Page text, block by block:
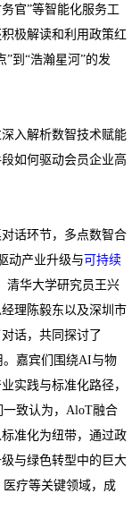
官”等智能化服务工
极解读和利用政策红
到“浩瀚星河”的发
入解析数智技术赋能
如何驱动会员企业高
话环节，多点数智合
动产业升级与 可持续
清华大学研究员王兴
理陈毅东以及深圳市
话，共同探讨了
嘉宾们围绕AI与物
实践与标准化路径，
致认为，AloT融合
准化为纽带，通过政
与绿色转型中的巨大
疗等关键领域，成